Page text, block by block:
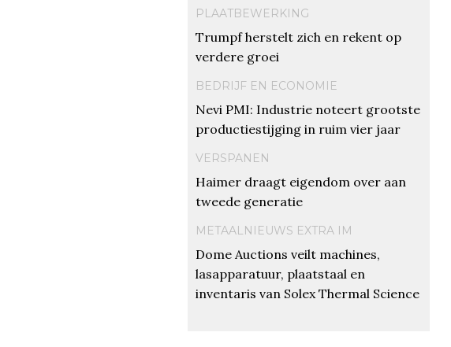
PLAATBEWERKING
Trumpf herstelt zich en rekent op
verdere groei
BEDRIJF EN ECONOMIE
Nevi PMI: Industrie noteert grootste
productiestijging in ruim vier jaar
VERSPANEN
Haimer draagt eigendom over aan
tweede generatie
METAALNIEUWS EXTRA IM
Dome Auctions veilt machines,
lasapparatuur, plaatstaal en
inventaris van Solex Thermal Science